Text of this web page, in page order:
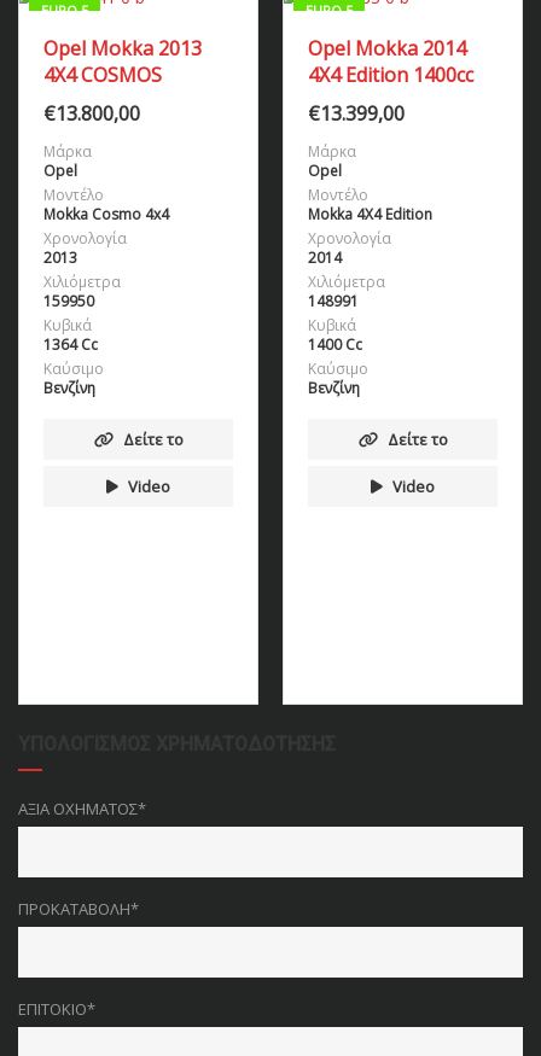
EURO 5
Opel Mokka 2013
4X4 COSMOS
€13.800,00
Μάρκα
Opel
Μοντέλο
Mokka Cosmo 4x4
Χρονολογία
2013
Χιλιόμετρα
159950
Κυβικά
1364 Cc
Καύσιμο
Βενζίνη
Δείτε το
Video
EURO 5
Opel Mokka 2014
4X4 Edition 1400cc
€13.399,00
Μάρκα
Opel
Μοντέλο
Mokka 4X4 Edition
Χρονολογία
2014
Χιλιόμετρα
148991
Κυβικά
1400 Cc
Καύσιμο
Βενζίνη
Δείτε το
Video
ΑΞΊΑ ΟΧΉΜΑΤΟΣ*
ΠΡΟΚΑΤΑΒΟΛΉ*
ΕΠΙΤΌΚΙΟ*